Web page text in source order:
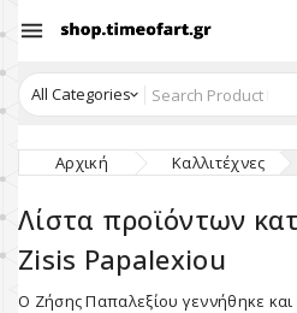

Αρχική Καλλιτέχνες
Λίστα προϊόντων
Zisis Papalexiou
Ο Ζήσης Παπαλεξίου γεννήθηκε